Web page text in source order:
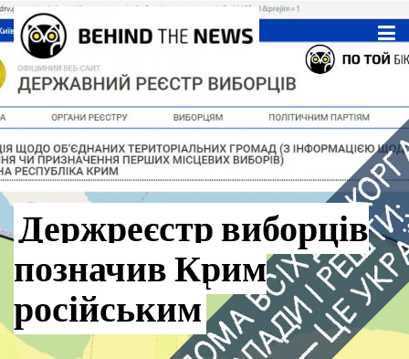
Держреєстр виборців
позначив Крим
російським